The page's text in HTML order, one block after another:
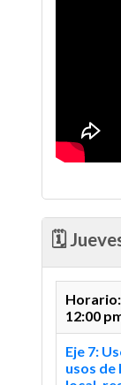
🗓️
12:00
Eje 7:
usos de